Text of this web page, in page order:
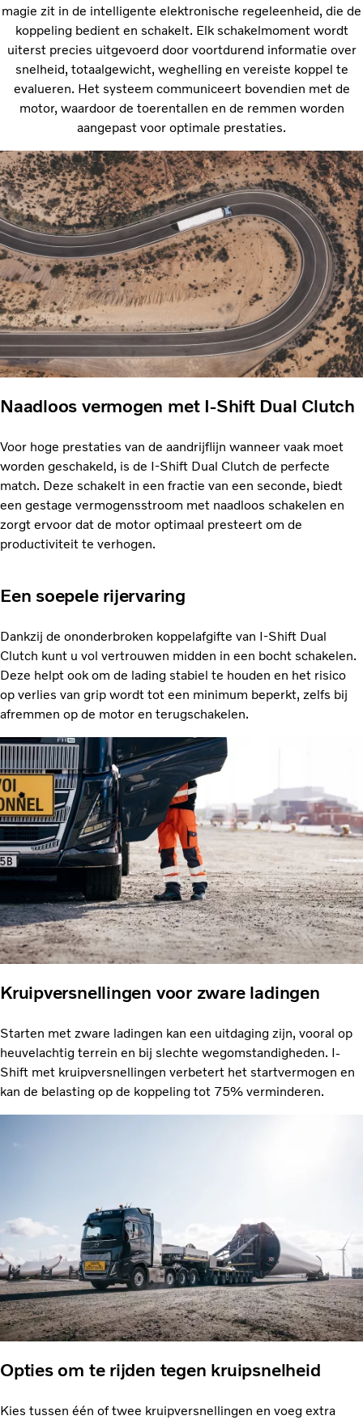
magie zit in de intelligente elektronische regeleenheid, die de
koppeling bedient en schakelt. Elk schakelmoment wordt
uiterst precies uitgevoerd door voortdurend informatie over
snelheid, totaalgewicht, weghelling en vereiste koppel te
evalueren. Het systeem communiceert bovendien met de
motor, waardoor de toerentallen en de remmen worden
aangepast voor optimale prestaties.
Naadloos vermogen met I-Shift Dual Clutch
Voor hoge prestaties van de aandrijflijn wanneer vaak moet
worden geschakeld, is de I-Shift Dual Clutch de perfecte
match. Deze schakelt in een fractie van een seconde, biedt
een gestage vermogensstroom met naadloos schakelen en
zorgt ervoor dat de motor optimaal presteert om de
productiviteit te verhogen.
Een soepele rijervaring
Dankzij de ononderbroken koppelafgifte van I-Shift Dual
Clutch kunt u vol vertrouwen midden in een bocht schakelen.
Deze helpt ook om de lading stabiel te houden en het risico
op verlies van grip wordt tot een minimum beperkt, zelfs bij
afremmen op de motor en terugschakelen.
Kruipversnellingen voor zware ladingen
Starten met zware ladingen kan een uitdaging zijn, vooral op
heuvelachtig terrein en bij slechte wegomstandigheden. I-
Shift met kruipversnellingen verbetert het startvermogen en
kan de belasting op de koppeling tot 75% verminderen.
Opties om te rijden tegen kruipsnelheid
Kies tussen één of twee kruipversnellingen en voeg extra